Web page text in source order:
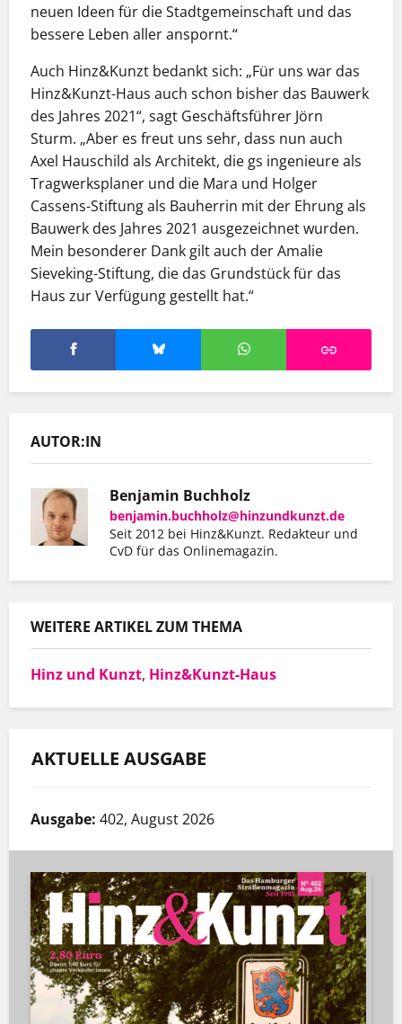
neuen Ideen für die Stadtgemeinschaft und das
bessere Leben aller anspornt.“
Auch Hinz&Kunzt bedankt sich: „Für uns war das
Hinz&Kunzt-Haus auch schon bisher das Bauwerk
des Jahres 2021“, sagt Geschäftsführer Jörn
Sturm. „Aber es freut uns sehr, dass nun auch
Axel Hauschild als Architekt, die gs ingenieure als
Tragwerksplaner und die Mara und Holger
Cassens-Stiftung als Bauherrin mit der Ehrung als
Bauwerk des Jahres 2021 ausgezeichnet wurden.
Mein besonderer Dank gilt auch der Amalie
Sieveking-Stiftung, die das Grundstück für das
Haus zur Verfügung gestellt hat.“
AUTOR:IN
Benjamin Buchholz
benjamin.buchholz@hinzundkunzt.de
Seit 2012 bei Hinz&Kunzt. Redakteur und
CvD für das Onlinemagazin.
WEITERE ARTIKEL ZUM THEMA
Hinz und Kunzt, Hinz&Kunzt-Haus
AKTUELLE AUSGABE
Ausgabe: 402, August 2026